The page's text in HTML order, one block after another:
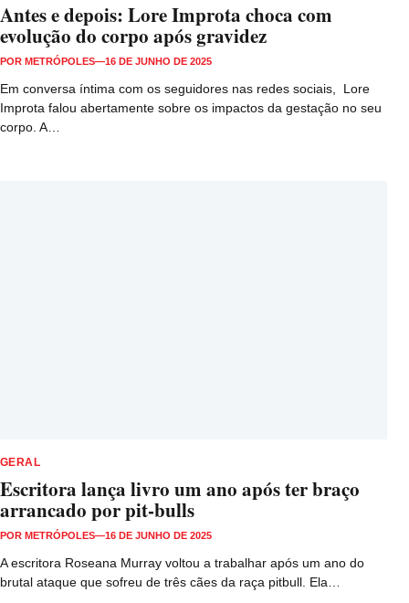
Antes e depois: Lore Improta choca com
evolução do corpo após gravidez
POR METRÓPOLES—16 DE JUNHO DE 2025
Em conversa íntima com os seguidores nas redes sociais, Lore
Improta falou abertamente sobre os impactos da gestação no seu
corpo. A…
GERAL
Escritora lança livro um ano após ter braço
arrancado por pit-bulls
POR METRÓPOLES—16 DE JUNHO DE 2025
A escritora Roseana Murray voltou a trabalhar após um ano do
brutal ataque que sofreu de três cães da raça pitbull. Ela…